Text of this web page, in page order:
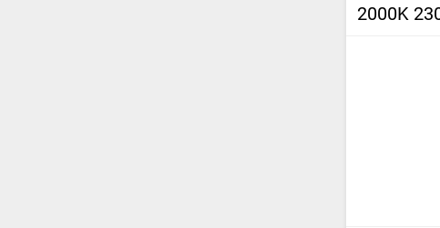
2000K